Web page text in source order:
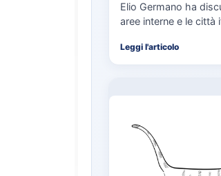
Elio Germano ha
aree interne e le città
Leggi l'articolo